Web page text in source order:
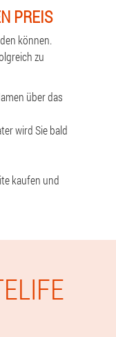
PREIS
können.
zu
über das
wird Sie bald
kaufen und